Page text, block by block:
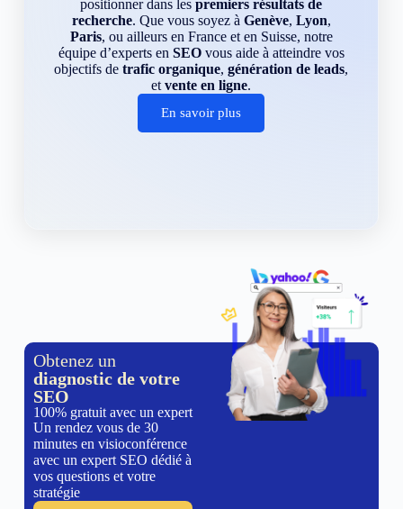
positionner dans lespremiers résultats de
recherche. Que vous soyez à Genève, Lyon,
Paris, ou ailleurs en France et en Suisse, notre
équipe d’experts en SEOvous aide à atteindre vos
objectifs detrafic organique,génération de leads,
etvente en ligne.
En savoir plus
Obtenez un
diagnostic de votre
SEO
100% gratuit avec un expert
Un rendez vous de 30
minutes en visioconférence
avec un expert SEO dédié à
vos questions et votre
stratégie